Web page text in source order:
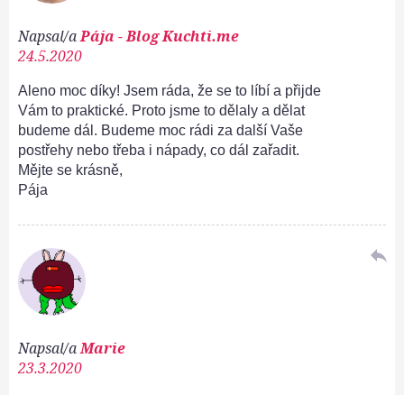
Napsal/aPája - Blog Kuchti.me
24.5.2020
Aleno moc díky! Jsem ráda, že se to líbí a přijde
Vám to praktické. Proto jsme to dělaly a dělat
budeme dál. Budeme moc rádi za další Vaše
postřehy nebo třeba i nápady, co dál zařadit.
Mějte se krásně,
Pája
Napsal/aMarie
23.3.2020
reply